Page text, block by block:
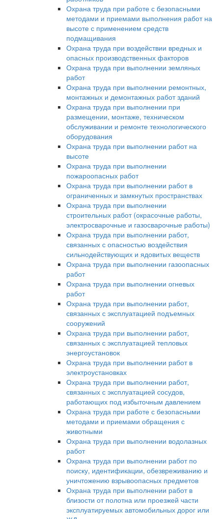
Охрана труда при работе с безопасными
методами и приемами выполнения работ на
высоте с применением средств
подмащивания
Охрана труда при воздействии вредных и
опасных производственных факторов
Охрана труда при выполнении земляных
работ
Охрана труда при выполнении ремонтных,
монтажных и демонтажных работ зданий
Охрана труда при выполнении при
размещении, монтаже, техническом
обслуживании и ремонте технологического
оборудования
Охрана труда при выполнении работ на
высоте
Охрана труда при выполнении
пожароопасных работ
Охрана труда при выполнении работ в
ограниченных и замкнутых пространствах
Охрана труда при выполнении
строительных работ (окрасочные работы,
электросварочные и газосварочные работы)
Охрана труда при выполнении работ,
связанных с опасностью воздействия
сильнодействующих и ядовитых веществ
Охрана труда при выполнении газоопасных
работ
Охрана труда при выполнении огневых
работ
Охрана труда при выполнении работ,
связанных с эксплуатацией подъемных
сооружений
Охрана труда при выполнении работ,
связанных с эксплуатацией тепловых
энергоустановок
Охрана труда при выполнении работ в
электроустановках
Охрана труда при выполнении работ,
связанных с эксплуатацией сосудов,
работающих под избыточным давлением
Охрана труда при работе с безопасными
методами и приемами обращения с
животными
Охрана труда при выполнении водолазных
работ
Охрана труда при выполнении работ по
поиску, идентификации, обезвреживанию и
уничтожению взрывоопасных предметов
Охрана труда при выполнении работ в
близости от полотна или проезжей части
эксплуатируемых автомобильных дорог или